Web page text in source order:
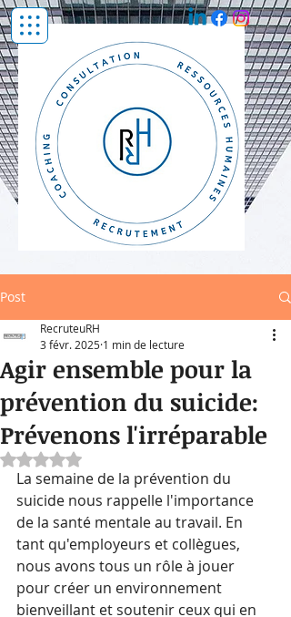
Post
Agir ensemble pour la
prévention du suicide:
Prévenons l'irréparable
RecruteuRH
3 févr. 2025 1 min de lecture
Noté NaN étoiles sur 5.
La semaine de la prévention du
suicide nous rappelle l'importance
de la santé mentale au travail. En
tant qu'employeurs et collègues,
nous avons tous un rôle à jouer
pour créer un environnement
bienveillant et soutenir ceux qui en